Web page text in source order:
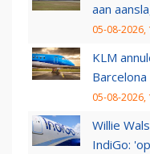
aan
05-08-2026,
KLM
05-08-2026,
Willie
IndiGo: